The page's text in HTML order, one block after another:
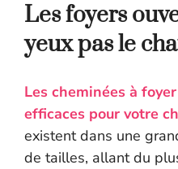
Les foyers
yeux pas le
Les cheminées à
efficaces pour votre
existent dans une
de tailles, allant du